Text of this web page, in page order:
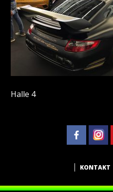
Halle 4
KONTAKT